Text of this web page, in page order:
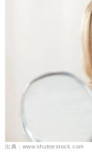
出典：www.shutterstock.com